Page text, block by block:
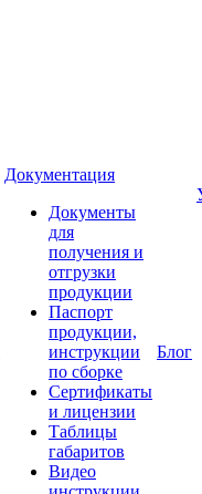
Документация
Документы
для
получения и
отгрузки
продукции
Паспорт
продукции,
инструкции
по сборке
Сертификаты
и лицензии
Таблицы
габаритов
Видео
Блог